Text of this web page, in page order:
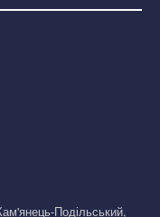
Подільський,